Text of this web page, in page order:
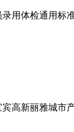
用体检通用标
高新丽雅城市